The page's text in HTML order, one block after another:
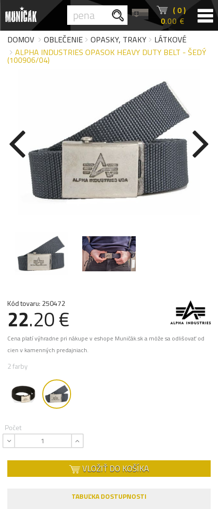
( 0 )
0.00 €
DOMOV
OBLEČENIE OPASKY, TRAKY
LÁTKOVÉ
ALPHA INDUSTRIES OPASOK HEAVY DUTY BELT - ŠEDÝ
(100906/04)
Kód tovaru: 250472
22.20 €
Cena platí výhradne pri nákupe v eshope Muničák.sk a môže sa odlišovať od
cien v kamenných predajniach.
2 farby
Počet
VLOŽIŤ DO KOŠÍKA
TABUĽKA DOSTUPNOSTI